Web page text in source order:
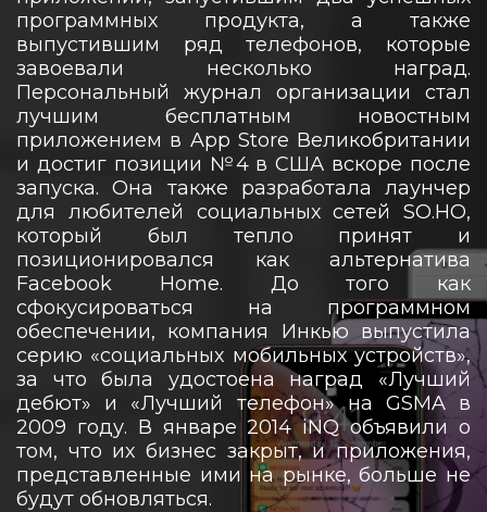
программных продукта, а также
выпустившим ряд телефонов, которые
завоевали несколько наград.
Персональный журнал организации стал
лучшим бесплатным новостным
приложением в App Store Великобритании
и достиг позиции №4 в США вскоре после
запуска. Она также разработала лаунчер
для любителей социальных сетей SO.HO,
который был тепло принят и
позиционировался как альтернатива
Facebook Home. До того как
сфокусироваться на программном
обеспечении, компания Инкью выпустила
серию «социальных мобильных устройств»,
за что была удостоена наград «Лучший
дебют» и «Лучший телефон» на GSMA в
2009 году. В январе 2014 iNQ объявили о
том, что их бизнес закрыт, и приложения,
представленные ими на рынке, больше не
будут обновляться.